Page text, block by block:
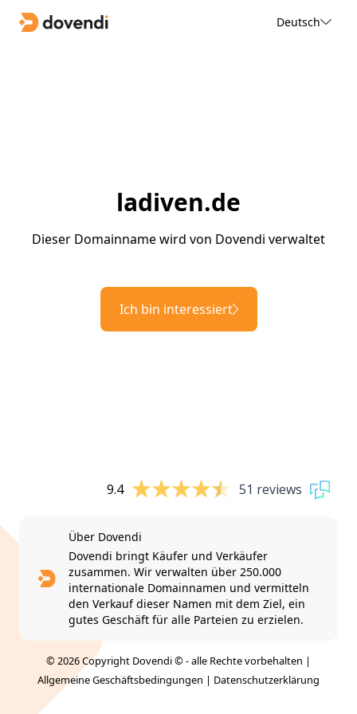
Deutsch
ladiven.de
Dieser Domainname wird von Dovendi verwaltet
Ich bin interessiert
9.4 51 reviews
Über Dovendi
Dovendi bringt Käufer und Verkäufer
zusammen. Wir verwalten über 250.000
internationale Domainnamen und vermitteln
den Verkauf dieser Namen mit dem Ziel, ein
gutes Geschäft für alle Parteien zu erzielen.
© 2026 Copyright Dovendi © - alle Rechte vorbehalten |
Allgemeine Geschäftsbedingungen | Datenschutzerklärung